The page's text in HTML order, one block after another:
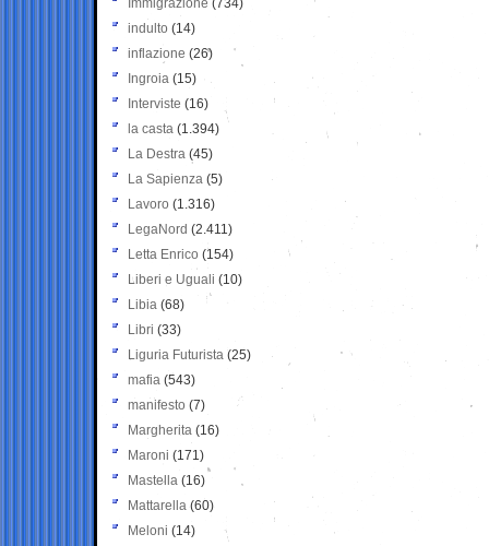
Immigrazione (734)
indulto (14)
inflazione (26)
Ingroia (15)
Interviste (16)
la casta (1.394)
La Destra (45)
La Sapienza (5)
Lavoro (1.316)
LegaNord (2.411)
Letta Enrico (154)
Liberi e Uguali (10)
Libia (68)
Libri (33)
Liguria Futurista (25)
mafia (543)
manifesto (7)
Margherita (16)
Maroni (171)
Mastella (16)
Mattarella (60)
Meloni (14)